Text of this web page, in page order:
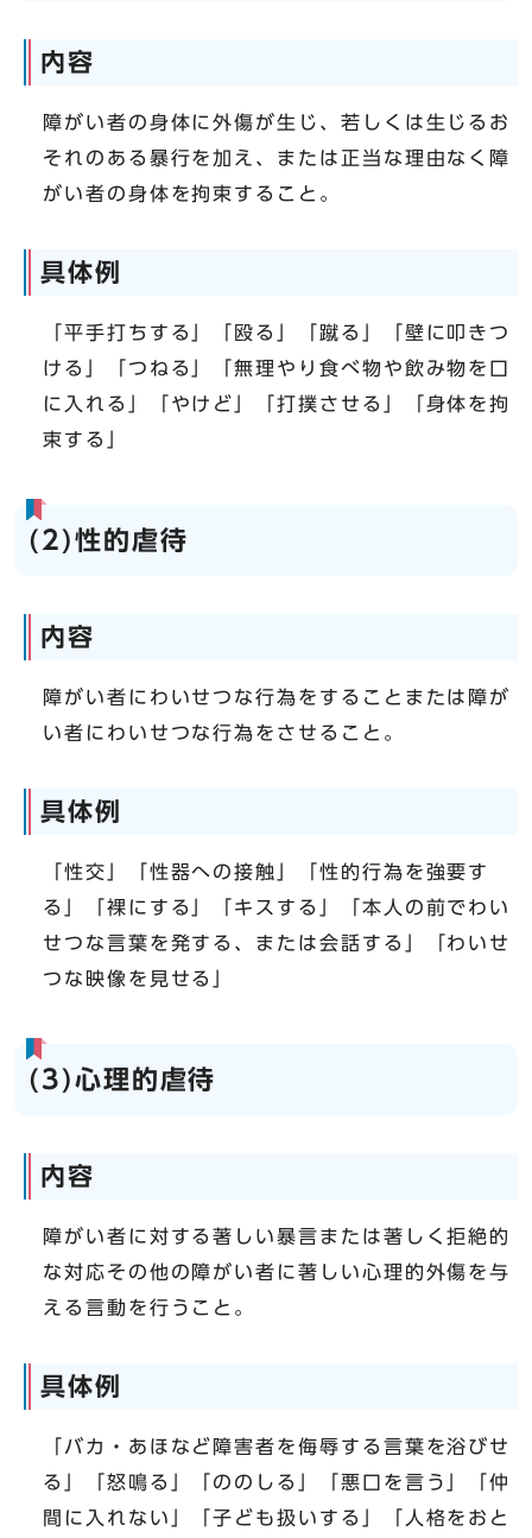
内容
障がい者の身体に外傷が生じ、若しくは生じるお
それのある暴行を加え、または正当な理由なく障
がい者の身体を拘束すること。
具体例
「平手打ちする」「殴る」「蹴る」「壁に叩きつ
ける」「つねる」「無理やり食べ物や飲み物を口
に入れる」「やけど」「打撲させる」「身体を拘
束する」
(2)性的虐待
内容
障がい者にわいせつな行為をすることまたは障が
い者にわいせつな行為をさせること。
具体例
「性交」「性器への接触」「性的行為を強要す
る」「裸にする」「キスする」「本人の前でわい
せつな言葉を発する、または会話する」「わいせ
つな映像を見せる」
(3)心理的虐待
内容
障がい者に対する著しい暴言または著しく拒絶的
な対応その他の障がい者に著しい心理的外傷を与
える言動を行うこと。
具体例
「バカ・あほなど障害者を侮辱する言葉を浴びせ
る」「怒鳴る」「ののしる」「悪口を言う」「仲
間に入れない」「子ども扱いする」「人格をおと